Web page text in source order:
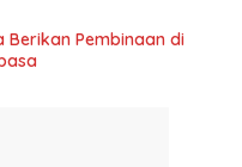
Pembinaan di